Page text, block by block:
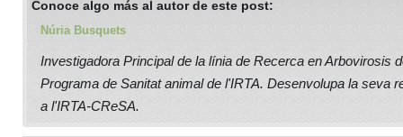
Conoce algo más al autor de este post:
Núria Busquets
Investigadora Principal de la línia de Recerca en Arbovirosis
Programa de Sanitat animal de l'IRTA. Desenvolupa la seva
a l'IRTA-CReSA.